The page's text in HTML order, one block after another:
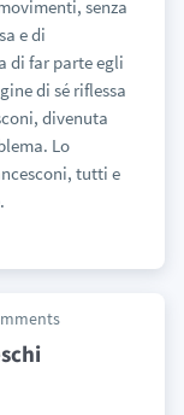
senza
e di
di far parte egli
di sé riflessa
divenuta
Lo
tutti e